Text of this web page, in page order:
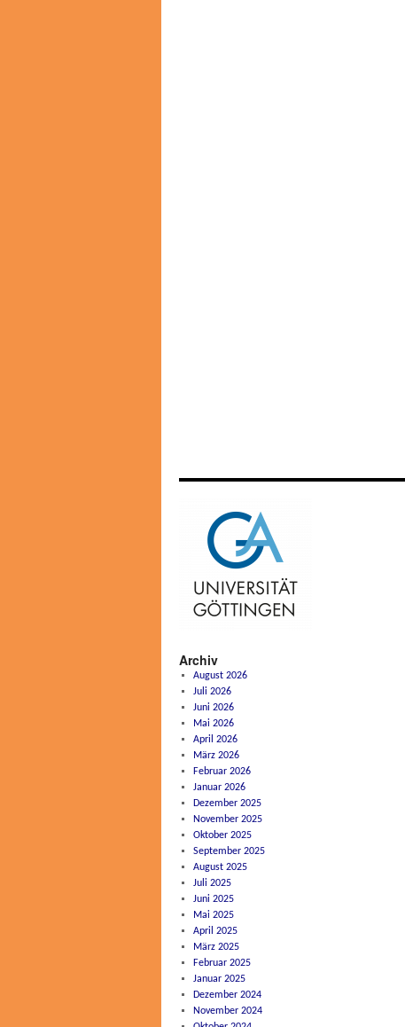
Archiv
August 2026
Juli 2026
Juni 2026
Mai 2026
April 2026
März 2026
Februar 2026
Januar 2026
Dezember 2025
November 2025
Oktober 2025
September 2025
August 2025
Juli 2025
Juni 2025
Mai 2025
April 2025
März 2025
Februar 2025
Januar 2025
Dezember 2024
November 2024